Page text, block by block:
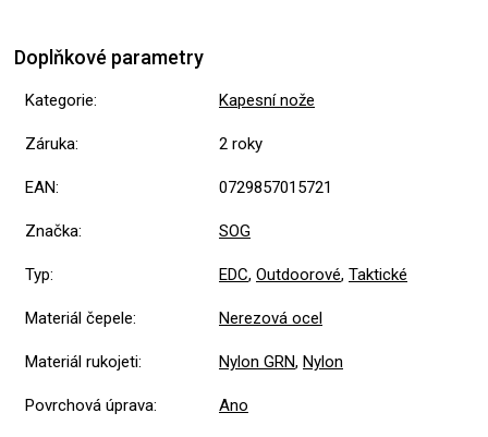
Doplňkové parametry
Kategorie: Kapesní nože
Záruka: 2 roky
EAN: 0729857015721
Značka: SOG
Typ: EDC, Outdoorové, Taktické
Materiál čepele: Nerezová ocel
Materiál rukojeti: Nylon GRN, Nylon
Povrchová úprava: Ano